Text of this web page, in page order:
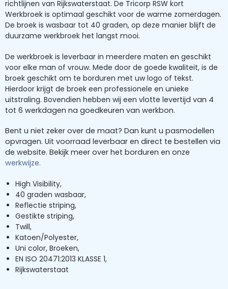
richtlijnen van Rijkswaterstaat. De Tricorp RSW kort
Werkbroek is optimaal geschikt voor de warme zomerdagen.
De broek is wasbaar tot 40 graden, op deze manier blijft de
duurzame werkbroek het langst mooi.
De werkbroek is leverbaar in meerdere maten en geschikt
voor elke man of vrouw. Mede door de goede kwaliteit, is de
broek geschikt om te borduren met uw logo of tekst.
Hierdoor krijgt de broek een professionele en unieke
uitstraling. Bovendien hebben wij een vlotte levertijd van 4
tot 6 werkdagen na goedkeuren van werkbon.
Bent u niet zeker over de maat? Dan kunt u pasmodellen
opvragen. Uit voorraad leverbaar en direct te bestellen via
de website. Bekijk meer over het borduren en onze
werkwijze.
High Visibility,
40 graden wasbaar,
Reflectie striping,
Gestikte striping,
Twill,
Katoen/Polyester,
Uni color, Broeken,
EN ISO 20471:2013 KLASSE 1,
Rijkswaterstaat